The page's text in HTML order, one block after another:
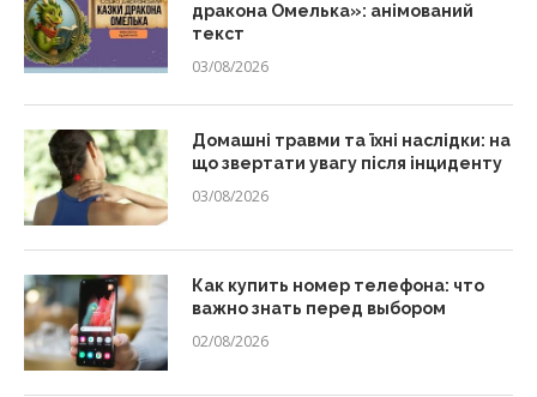
дракона Омелька»: анімований
текст
03/08/2026
Домашні травми та їхні наслідки: на
що звертати увагу після інциденту
03/08/2026
Как купить номер телефона: что
важно знать перед выбором
02/08/2026